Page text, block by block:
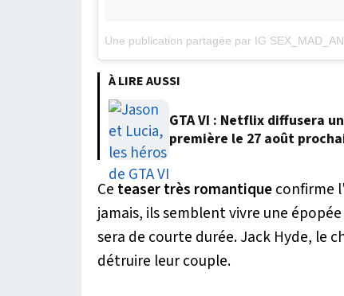
À LIRE AUSSI
GTA VI : Netflix diffusera
première le 27 août
Ce teaser très romantiqueconfirme
jamais, ils semblent vivre une
sera de courte durée. Jack Hyde, le
détruire leur couple.